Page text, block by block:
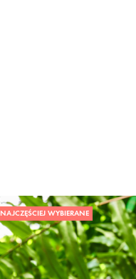
NAJCZĘŚCIEJ WYBIERANE